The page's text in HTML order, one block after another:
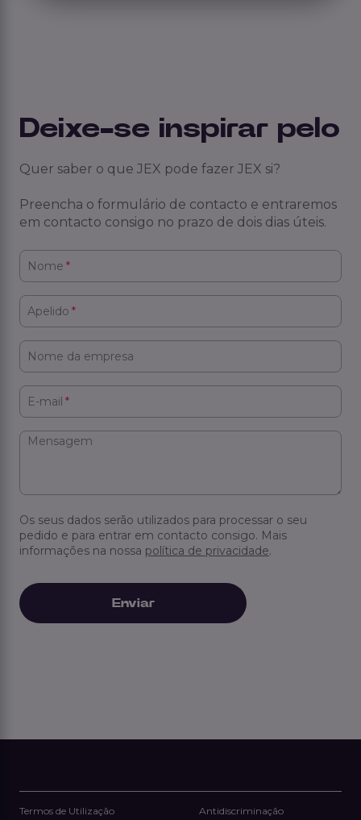
Deixe-se inspirar pelo
Quer saber o que JEX pode fazer JEX si?
Preencha o formulário de contacto e entraremos
em contacto consigo no prazo de dois dias úteis.
Nome *
Apelido *
Nome da empresa
E-mail *
Mensagem
Os seus dados serão utilizados para processar o seu
pedido e para entrar em contacto consigo. Mais
informações na nossa política de privacidade.
Termos de Utilização Antidiscriminação